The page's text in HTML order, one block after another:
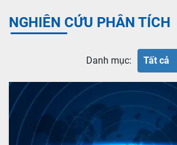
NGHIÊN CỨU PHÂN TÍCH
Danh mục: Tất cả